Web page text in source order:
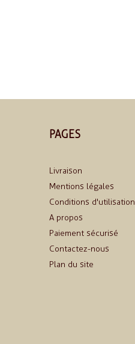
PAGES
Livraison
Mentions légales
Conditions d'utilisation
A propos
Paiement sécurisé
Contactez-nous
Plan du site